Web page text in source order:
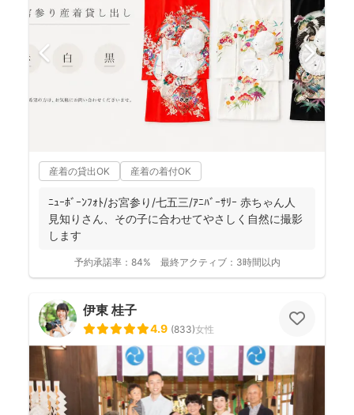
産着の貸出OK 産着の着付OK
ﾆｭｰﾎﾞｰﾝﾌｫﾄ/お宮参り/七五三/ｱﾆﾊﾞｰｻﾘｰ 赤ちゃん人
見知りさん、その子に合わせてやさしく自然に撮影
します
予約承諾率： 84% 最終アクティブ： 3時間以内
伊東 桂子
4.9 (833)女性